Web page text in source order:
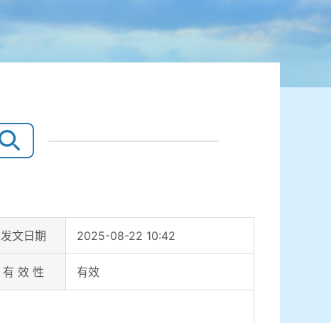
发文日期 2025-08-22 10:42
有 效 性 有效